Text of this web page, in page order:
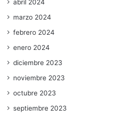
abril 2024
marzo 2024
febrero 2024
enero 2024
diciembre 2023
noviembre 2023
octubre 2023
septiembre 2023